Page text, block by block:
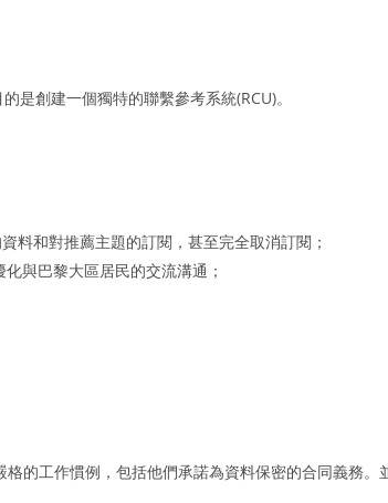
創建一個獨特的聯繫參考系統(RCU)。
料和對推薦主題的訂閱，甚至完全取消訂閱；
與巴黎大區居民的交流溝通；
的工作慣例，包括他們承諾為資料保密的合同義務。